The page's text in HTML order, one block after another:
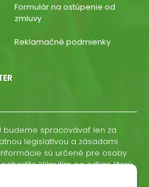
Formulár na ostúpenie od
zmluvy
Reklamačné podmienky
spracovávať len za
legislatívou a zásadami
sú určené pre osoby
kliknutím na odkaz, ktorý